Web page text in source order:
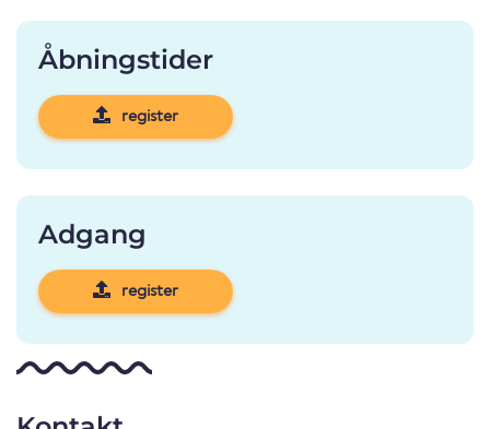
Åbningstider
register
Adgang
register